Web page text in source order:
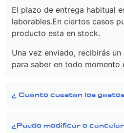
El plazo de entrega habitual
laborables.En ciertos casos
producto esta en stock.
Una vez enviado, recibirás
para saber en todo momento
¿ Cuánto cuestan los
¿Puedo modificar o